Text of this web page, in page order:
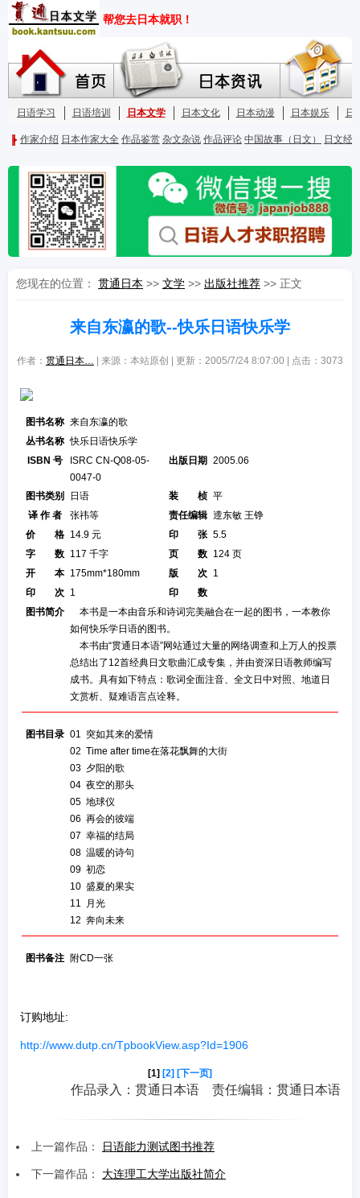
您现在的位置： 贯通日本 >> 文学 >> 出版社推荐 >> 正文
来自东瀛的歌--快乐日语快乐学
作者： 贯通日本… | 来源：本站原创 | 更新：2005/7/24 8:07:00 | 点击： 3073
图书名称 来自东瀛的歌
丛书名称 快乐日语快乐学
ISBN 号
ISRC CN-Q08-05-
0047-0
出版日期 2005.06
图书类别 日语 装 桢 平
译 作 者
张祎等 责任编辑 遆东敏 王铮
价 格 14.9 元 印 张 5.5
字 数 117 千字 页 数 124 页
开 本 175mm*180mm 版 次 1
印 次 1
印 数
图书简介
本书是一本由音乐和诗词完美融合在一起的图书，一本教你
如何快乐学日语的图书。
本书由“贯通日本语”网站通过大量的网络调查和上万人的投票
总结出了12首经典日文歌曲汇成专集，并由资深日语教师编写
成书。具有如下特点：歌词全面注音、全文日中对照、地道日
文赏析、疑难语言点诠释。
图书目录 01 突如其来的爱情
02 Time after time在落花飘舞的大街
03 夕阳的歌
04 夜空的那头
05 地球仪
06 再会的彼端
07 幸福的结局
08 温暖的诗句
09 初恋
10 盛夏的果实
11 月光
12 奔向未来
图书备注 附CD一张
订购地址:
http://www.dutp.cn/TpbookView.asp?Id=1906
[1] [2] [下一页]
作品录入：贯通日本语 责任编辑：贯通日本语
上一篇作品： 日语能力测试图书推荐
下一篇作品： 大连理工大学出版社简介